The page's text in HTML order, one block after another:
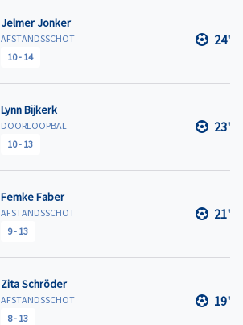
Jelmer Jonker
AFSTANDSSCHOT
10- 14
24'
Lynn Bijkerk
DOORLOOPBAL
10- 13
23'
Femke Faber
AFSTANDSSCHOT
9- 13
21'
Zita Schröder
AFSTANDSSCHOT
8- 13
19'